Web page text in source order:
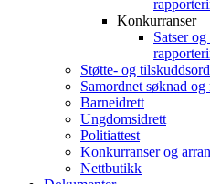
Konkurranser
Satser
Støtte- og
Samordnet søknad og
Barneidrett
Ungdomsidrett
Politiattest
Konkurranser og
Nettbutikk